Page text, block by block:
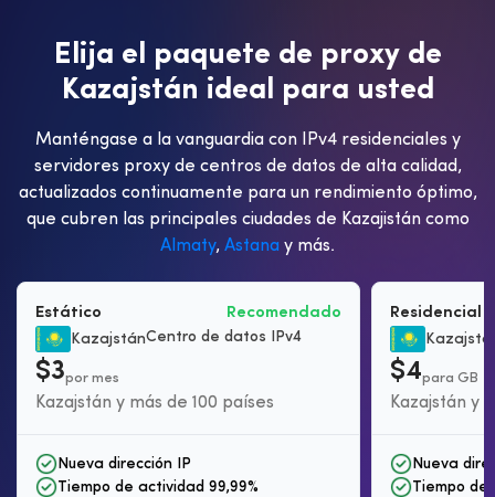
Elija el paquete de proxy de
Kazajstán ideal para usted
Manténgase a la vanguardia con IPv4 residenciales y
servidores proxy de centros de datos de alta calidad,
actualizados continuamente para un rendimiento óptimo,
que cubren las principales ciudades de Kazajistán como
Almaty, Astana y más.
Estático
Recomendado
KazajstánCentro de datos IPv4
$3por mes
Kazajstán y más de 100 países
Nueva dirección IP
Tiempo de actividad 99,99%
Residencial
$4para GB
Kazajstán y
Nueva
Tiempo de